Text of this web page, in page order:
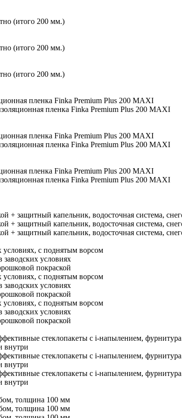
(итого 200 мм.)
(итого 200 мм.)
(итого 200 мм.)
пленка Finka Premium Plus 200 MAXI
пленка Finka Premium Plus 200 MAXI
пленка Finka Premium Plus 200 MAXI
пленка Finka Premium Plus 200 MAXI
пленка Finka Premium Plus 200 MAXI
пленка Finka Premium Plus 200 MAXI
защитный капельник, водосточная система,
защитный капельник, водосточная система,
защитный капельник, водосточная система,
условиях, с поднятым ворсом
условиях
покраской
условиях, с поднятым ворсом
условиях
покраской
условиях, с поднятым ворсом
условиях
покраской
стеклопакеты c i-напылением,
внутри
стеклопакеты c i-напылением,
внутри
стеклопакеты c i-напылением,
внутри
толщина 100 мм
толщина 100 мм